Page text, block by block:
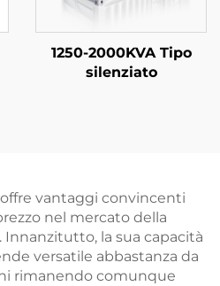
1250-2000KVA Tipo
silenziato
vantaggi convincenti
nel mercato della
Innanzitutto, la sua capacità
versatile abbastanza da
rimanendo comunque